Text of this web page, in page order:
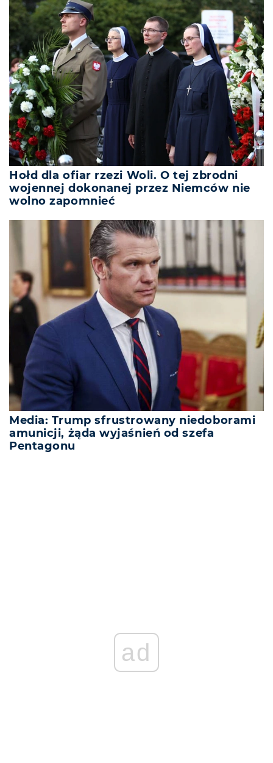
Hołd dla ofiar rzezi Woli. O tej zbrodni
wojennej dokonanej przez Niemców nie
wolno zapomnieć
Media: Trump sfrustrowany niedoborami
amunicji, żąda wyjaśnień od szefa
Pentagonu